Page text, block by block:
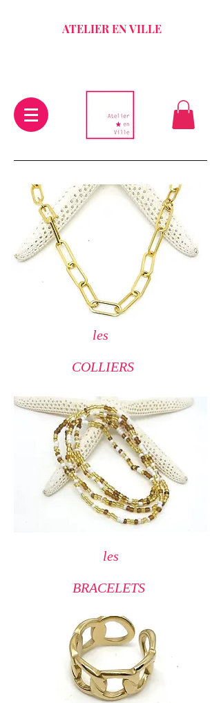
ATELIER EN VILLE
les
COLLIERS
les
BRACELETS